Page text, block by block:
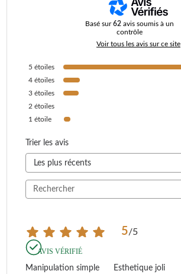
Basé sur62 avis soumis à un
contrôle
Voir tous les avis sur ce site
5 étoiles
4 étoiles
3 étoiles
2 étoiles
1 étoile
Trier les avis
5/5
AVIS VÉRIFIÉ
Manipulation simple      Esthetique joli